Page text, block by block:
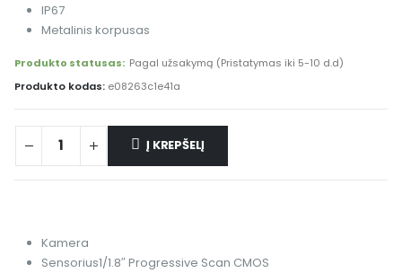
IP67
Metalinis korpusas
Produkto statusas: Pagal užsakymą (Pristatymas iki 5-10 d.d)
Produkto kodas: e08263c1e41a
Į KREPŠELĮ
Kamera
Sensorius1/1.8″ Progressive Scan CMOS